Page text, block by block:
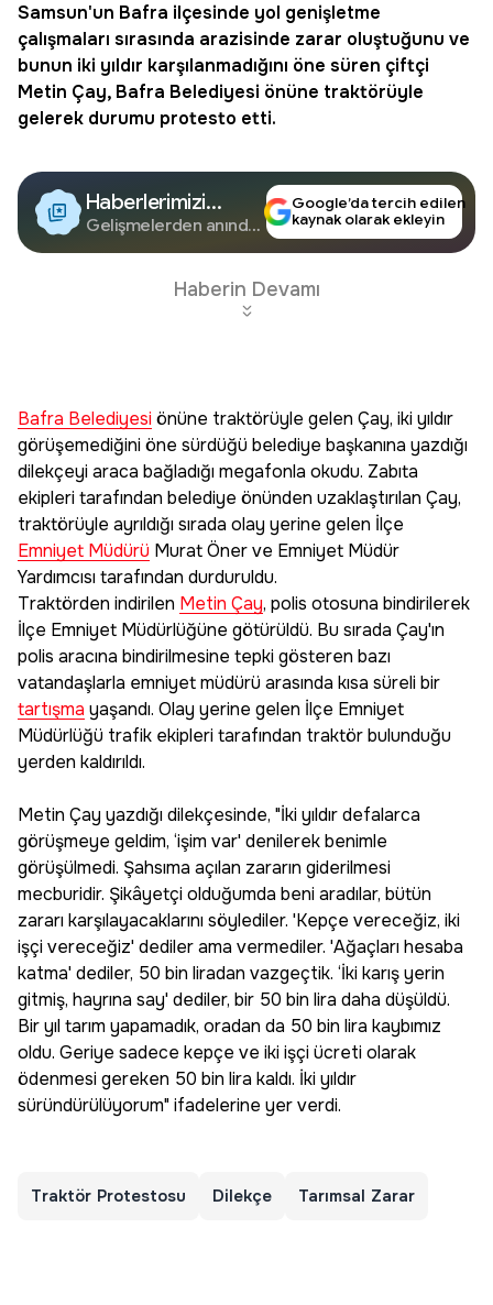
Samsun'un Bafra ilçesinde yol genişletme
çalışmaları sırasında arazisinde zarar oluştuğunu ve
bunun iki yıldır karşılanmadığını öne süren çiftçi
Metin Çay, Bafra Belediyesi önüne traktörüyle
gelerek durumu protesto etti.
Haberlerimizi
Google'da Takip
Edin
Gelişmelerden anında
Google’da tercih edilen
kaynak olarak ekleyin
Haberin Devamı
Bafra Belediyesiönüne traktörüyle gelen Çay, iki yıldır
görüşemediğini öne sürdüğü belediye başkanına yazdığı
dilekçeyi araca bağladığı megafonla okudu. Zabıta
ekipleri tarafından belediye önünden uzaklaştırılan Çay,
traktörüyle ayrıldığı sırada olay yerine gelen İlçe
Emniyet Müdürü Murat Öner ve Emniyet Müdür
Yardımcısı tarafından durduruldu.
Traktörden indirilen Metin Çay, polis otosuna bindirilerek
İlçe Emniyet Müdürlüğüne götürüldü. Bu sırada Çay'ın
polis aracına bindirilmesine tepki gösteren bazı
vatandaşlarla emniyet müdürü arasında kısa süreli bir
tartışma yaşandı. Olay yerine gelen İlçe Emniyet
Müdürlüğü trafik ekipleri tarafından traktör bulunduğu
yerden kaldırıldı.
Metin Çay yazdığı dilekçesinde, "İki yıldır defalarca
görüşmeye geldim, ‘işim var' denilerek benimle
görüşülmedi. Şahsıma açılan zararın giderilmesi
mecburidir. Şikâyetçi olduğumda beni aradılar, bütün
zararı karşılayacaklarını söylediler. 'Kepçe vereceğiz, iki
işçi vereceğiz' dediler ama vermediler. 'Ağaçları hesaba
katma' dediler, 50 bin liradan vazgeçtik. ‘İki karış yerin
gitmiş, hayrına say' dediler, bir 50 bin lira daha düşüldü.
Bir yıl tarım yapamadık, oradan da 50 bin lira kaybımız
oldu. Geriye sadece kepçe ve iki işçi ücreti olarak
ödenmesi gereken 50 bin lira kaldı. İki yıldır
süründürülüyorum" ifadelerine yer verdi.
Traktör Protestosu Dilekçe Tarımsal Zarar